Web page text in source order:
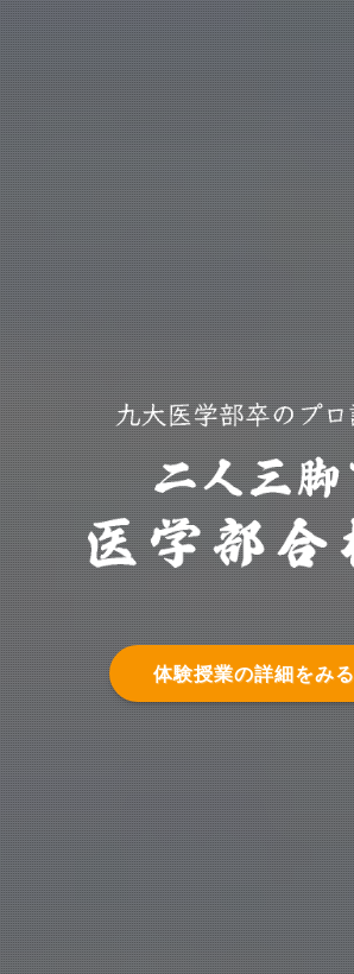
体験授業の詳細をみる